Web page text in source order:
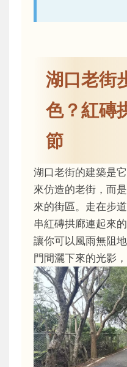
湖口老街
色？紅磚
節
湖口老街的建築是
來仿造的老街，而
來的街區。走在步
串紅磚拱廊連起來
讓你可以風雨無阻
門間灑下來的光影